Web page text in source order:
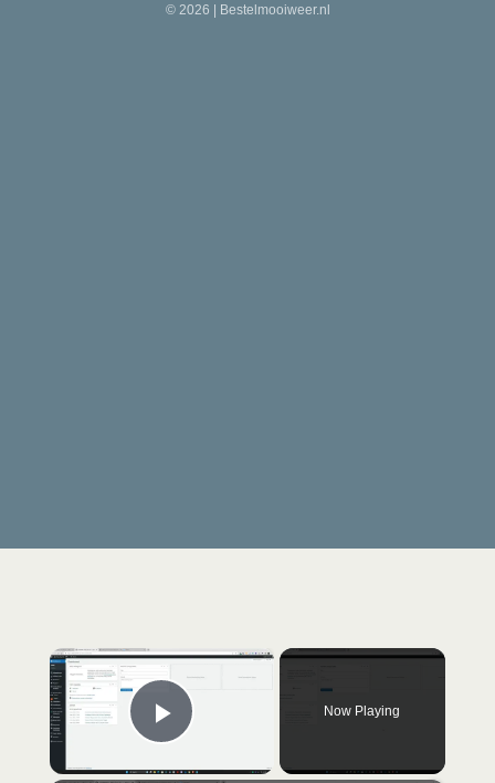
© 2026 | Bestelmooiweer.nl
×
Play Video
Now Playing